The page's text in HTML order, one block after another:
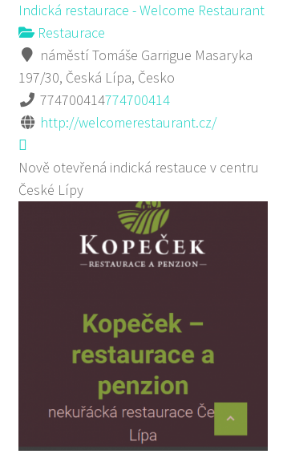
Indická restaurace - Welcome Restaurant
Restaurace
náměstí Tomáše Garrigue Masaryka
197/30, Česká Lípa, Česko
774700414774700414
http://welcomerestaurant.cz/
Nově otevřená indická restauce v centru
České Lípy